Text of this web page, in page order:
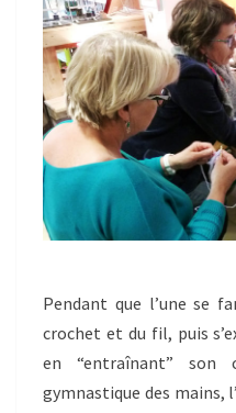
Pendant que l’une se
crochet et du fil, puis
en “entraînant” son
gymnastique des mains,